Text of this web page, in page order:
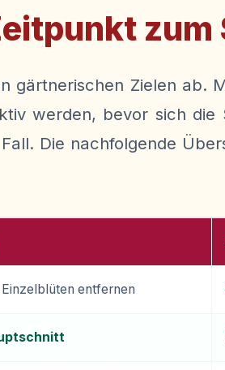
zum
gärtnerischen Zielen ab.
werden, bevor sich
Die nachfolgende
entfernen